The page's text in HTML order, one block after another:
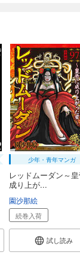
少年・青年マンガ
レッドムーダン～
成り上が...
園沙那絵
続巻入荷
試し読み